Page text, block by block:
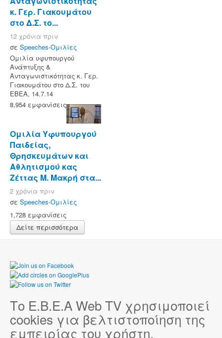
κ. Γερ. Γιακουμάτου
στο Δ.Σ. το...
12 χρόνια πριν
σε Speeches-Ομιλίες
Ομιλία υφυπουργού
Ανάπτυξης &
Ανταγωνιστικότητας κ. Γερ.
Γιακουμάτου στο Δ.Σ. του
ΕΒΕΑ, 14.7.14
8,954 εμφανίσεις
Ομιλία Υφυπουργού
Παιδείας,
Θρησκευμάτων και
Αθλητισμού κας
Ζέττας Μ. Μακρή στα...
2 χρόνια πριν
σε Speeches-Ομιλίες
1,728 εμφανίσεις
Δείτε περισσότερα
Το Ε.Β.Ε.Α Web TV χρησιμοποιεί
cookies για βελτιστοποίηση της
εμπειρίας του χρήστη.